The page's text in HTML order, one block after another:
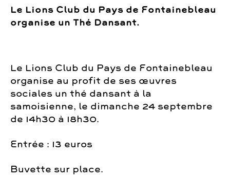
Le Lions Club du Pays de Fontainebleau
organise un Thé Dansant.
Le Lions Club du Pays de Fontainebleau
organise au profit de ses œuvres
sociales un thé dansant à la
samoisienne, le dimanche 24 septembre
de 14h30 à 18h30.
Entrée : 13 euros
Buvette sur place.